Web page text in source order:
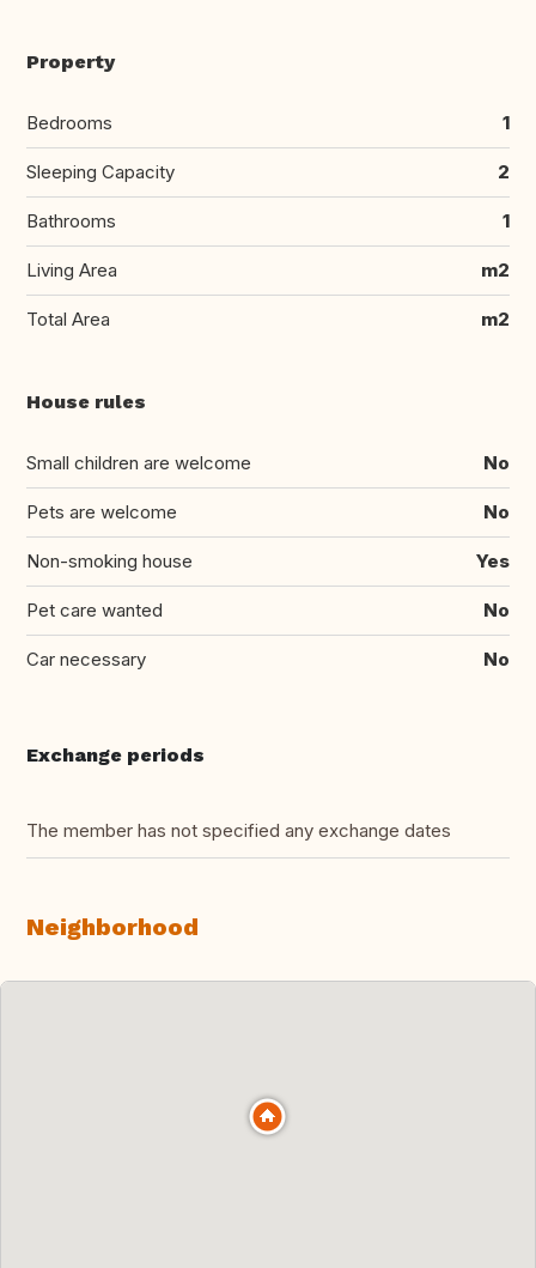
Property
Bedrooms 1
Sleeping Capacity 2
Bathrooms 1
Living Area m2
Total Area m2
House rules
Small children are welcome No
Pets are welcome No
Non-smoking house Yes
Pet care wanted No
Car necessary No
Exchange periods
The member has not specified any exchange dates
Neighborhood